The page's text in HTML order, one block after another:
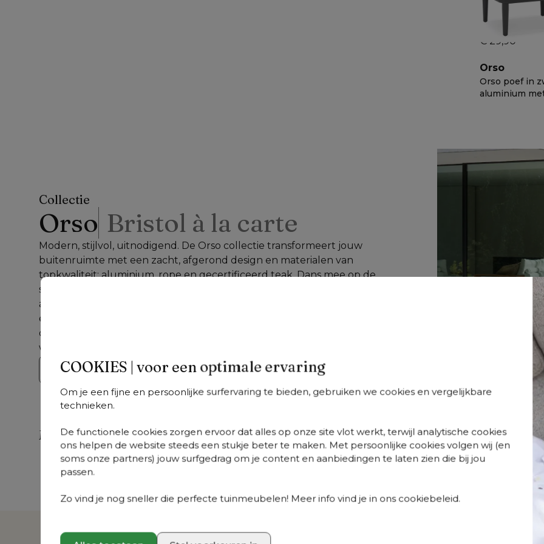
COOKIES | voor een optimale ervaring
Om je een fijne en persoonlijke surfervaring te bieden, gebruiken we cookies en vergelijkbare
technieken.
De functionele cookies zorgen ervoor dat alles op onze site vlot werkt, terwijl analytische cookies
ons helpen de website steeds een stukje beter te maken. Met persoonlijke cookies volgen wij (en
soms onze partners) jouw surfgedrag om je content en aanbiedingen te laten zien die bij jou
passen.
Zo vind je nog sneller die perfecte tuinmeubelen! Meer info vind je in ons cookiebeleid.
Bristol textiel
€ 29,90
Orso
Orso poef in
aluminium
Collectie
Orso Bristol à la carte
Modern, stijlvol, uitnodigend. De Orso collectie transformeert jouw
buitenruimte met een zacht, afgerond design en materialen van
topkwaliteit: aluminium, rope en gecertificeerd teak. Dans mee op de
speelse lijnen van de Orso lounge, verzoen comfort met elegantie
aan de bijpassende Orso tuintafels en maak van jouw tuin of terras
een plek om weg te dromen. Orso combineert verfijning met
ontspanning en biedt een buitenbeleving van de bovenste plank,
waardoor elk moment buiten bijzonder wordt.
Bekijk de collectie
Meer uit deze collectie
Orso + varianten
Orso loungebank
en zwart verticaal
Natte Charcoal
Orso + varianten
en zwart verticaal
Marbella Tunder all
Orso + varianten
afgerond in zwart
Orso + varianten
aluminium en
Orso
Orso loungeset in
zwart aluminium
en zwart